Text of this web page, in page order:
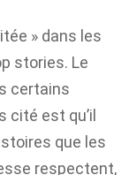
» dans les
stories. Le
certains
cité est qu’il
que les
respectent,